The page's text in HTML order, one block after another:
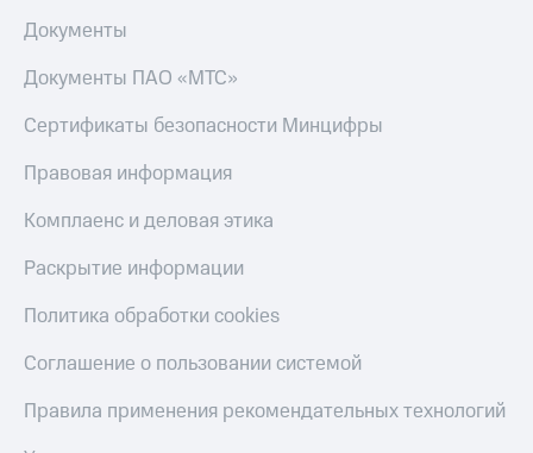
Документы
Документы ПАО «МТС»
Сертификаты безопасности Минцифры
Правовая информация
Комплаенс и деловая этика
Раскрытие информации
Политика обработки cookies
Соглашение о пользовании системой
Правила применения рекомендательных технологий